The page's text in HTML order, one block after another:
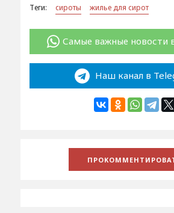
Теги: сироты жилье для сирот
Самые важные новости
Наш канал в